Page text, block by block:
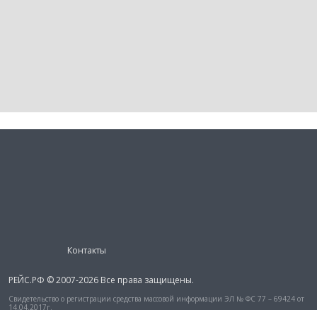
Контакты
РЕЙС.РФ © 2007-2026 Все права защищены.
Свидетельство о регистрации средства массовой информации ЭЛ № ФС 77 – 69424 от
14.04.2017г.